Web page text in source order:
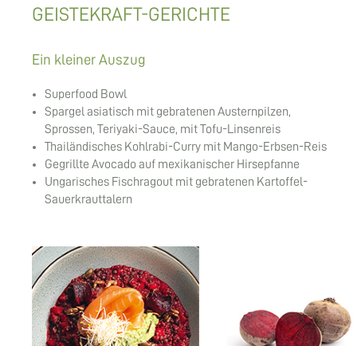
GEISTEKRAFT-GERICHTE
Ein kleiner Auszug
Superfood Bowl
Spargel asiatisch mit gebratenen Austernpilzen,
Sprossen, Teriyaki-Sauce, mit Tofu-Linsenreis
Thailändisches Kohlrabi-Curry mit Mango-Erbsen-Reis
Gegrillte Avocado auf mexikanischer Hirsepfanne
Ungarisches Fischragout mit gebratenen Kartoffel-
Sauerkrauttalern